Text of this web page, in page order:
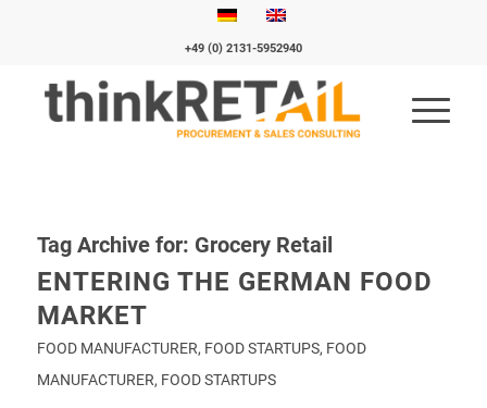
+49 (0) 2131-5952940
Tag Archive for: Grocery Retail
ENTERING THE GERMAN FOOD
MARKET
FOOD MANUFACTURER, FOOD STARTUPS, FOOD
MANUFACTURER, FOOD STARTUPS